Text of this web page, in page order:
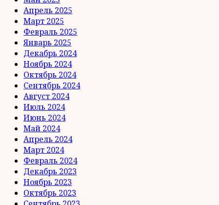
Апрель 2025
Март 2025
Февраль 2025
Январь 2025
Декабрь 2024
Ноябрь 2024
Октябрь 2024
Сентябрь 2024
Август 2024
Июль 2024
Июнь 2024
Май 2024
Апрель 2024
Март 2024
Февраль 2024
Декабрь 2023
Ноябрь 2023
Октябрь 2023